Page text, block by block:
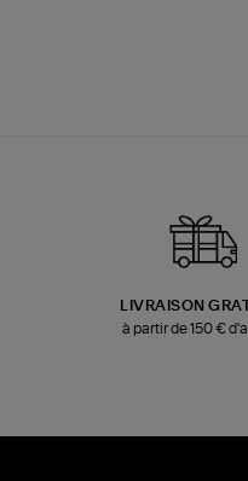
LIVRAISON
à partir de 150 €